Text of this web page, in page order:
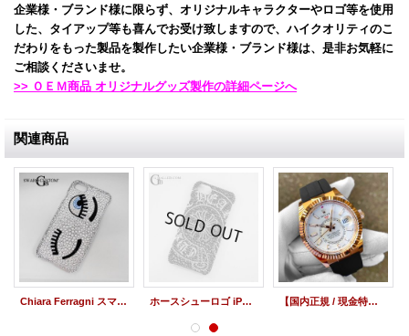
企業様・ブランド様に限らず、オリジナルキャラクターやロゴ等を使用
した、タイアップ等も喜んでお受け致しますので、ハイクオリティのこ
だわりをもった製品を製作したい企業様・ブランド様は、是非お気軽に
ご相談くださいませ。
>> ＯＥＭ商品 オリジナルグッズ製作の詳細ページへ
関連商品
Chiara Ferragni スマホケース デコオーダー ホースシューロゴ iPhoneケース スワロフスキー 【国内正規 / 現金特価 / 最安 / 新品未使用】ロレックス スカイドゥエラー 326235 エバーローズゴールド ホワイトダイヤル 新ギャラ 付属完備